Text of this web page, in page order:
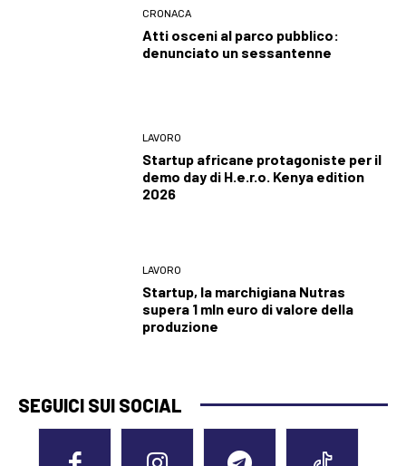
CRONACA
Atti osceni al parco pubblico:
denunciato un sessantenne
LAVORO
Startup africane protagoniste per il
demo day di H.e.r.o. Kenya edition
2026
LAVORO
Startup, la marchigiana Nutras
supera 1 mln euro di valore della
produzione
SEGUICI SUI SOCIAL